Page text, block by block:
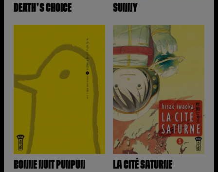
DEATH'S CHOICE SUNNY
BONNE NUIT PUNPUN LA CITÉ SATURNE